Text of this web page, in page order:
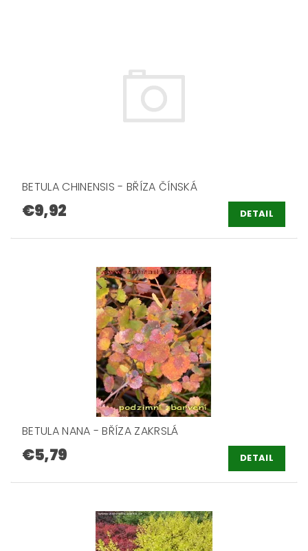
BETULA CHINENSIS - BŘÍZA ČÍNSKÁ
€9,92 DETAIL
BETULA NANA - BŘÍZA ZAKRSLÁ
€5,79 DETAIL